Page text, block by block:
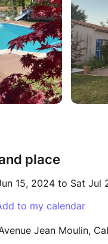
place
15, 2024 to Sat Jul
to my calendar
Jean Moulin,